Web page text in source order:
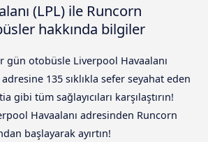
(LPL) ile Runcorn
hakkında bilgiler
gün otobüsle Liverpool Havaalanı
135 sıklıkla sefer seyahat eden
gibi tüm sağlayıcıları karşılaştırın!
Havaalanı adresinden Runcorn
başlayarak ayırtın!